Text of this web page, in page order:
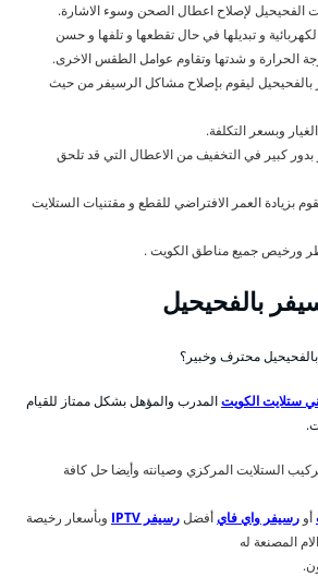
الفحيحيل لإصلاح اعطال الصحن وسوء الاشارة.
و تبديلها في حال تقطعها و تلفها و حسن
الحرارة و شدتها وتقاوم عوامل الطقس الاخرى.
بالفحيحيل ليقوم بإصلاح مشاكل الرسيفر من حيث
وبسعر التكلفة.
بدور كبير في التخفيف من الاعطال التي قد تلحق
بزيادة العمر الافتراضي للقطع و مقتنيات الستلايت
ورخيص جميع مناطق الكويت .
بالفحيحيل
محترف وخبير؟
ستلايت الكويتالمدرب والمؤهل بشكل ممتاز للقيام
الستلايت المركزي وصيانته وأيضا حل كافة
أو رسيفر واي فايأفضلرسيفر IPTV
وبأسعار رخيصة
المصنعة له